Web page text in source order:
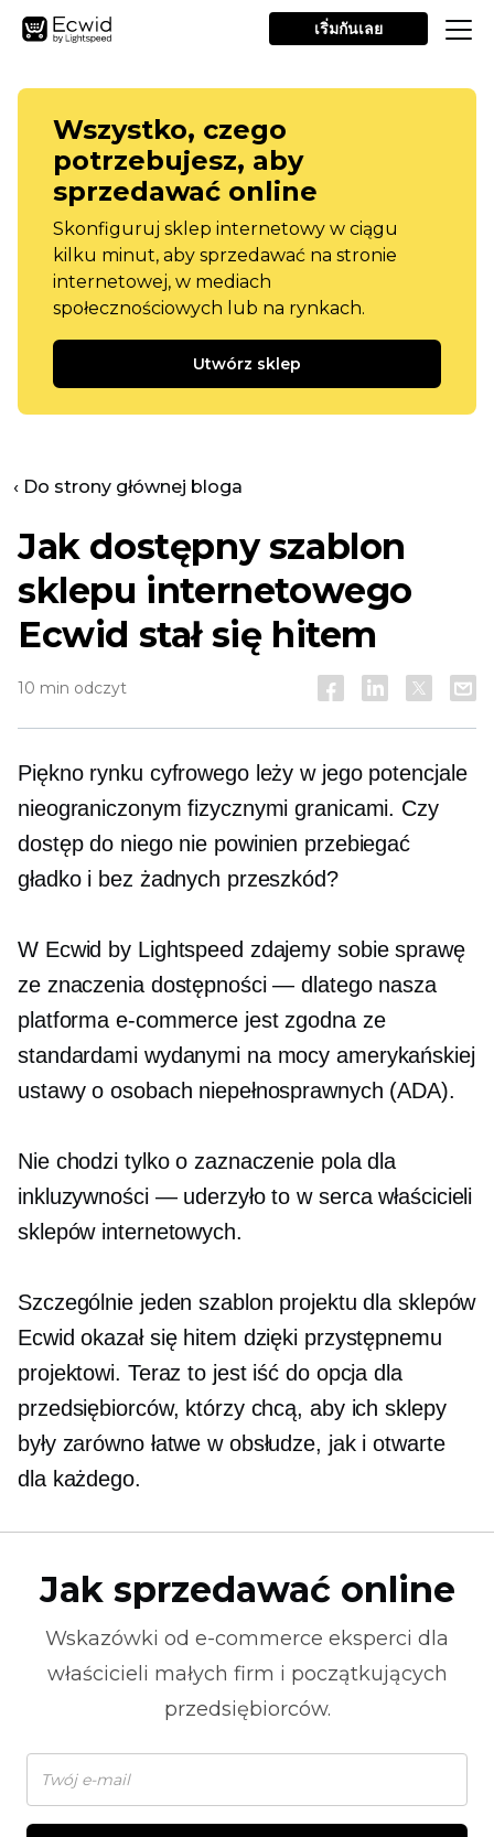
เริ่มกันเลย
Wszystko, czego
potrzebujesz, aby
sprzedawać online
Skonfiguruj sklep internetowy w ciągu
kilku minut, aby sprzedawać na stronie
internetowej, w mediach
społecznościowych lub na rynkach.
Utwórz sklep
‹ Do strony głównej bloga
Jak dostępny szablon
sklepu internetowego
Ecwid stał się hitem
10 min odczyt
Piękno rynku cyfrowego leży w jego potencjale
nieograniczonym fizycznymi granicami. Czy
dostęp do niego nie powinien przebiegać
gładko i bez żadnych przeszkód?
W Ecwid by Lightspeed zdajemy sobie sprawę
ze znaczenia dostępności — dlatego nasza
platforma e-commerce jest zgodna ze
standardami wydanymi na mocy amerykańskiej
ustawy o osobach niepełnosprawnych (ADA).
Nie chodzi tylko o zaznaczenie pola dla
inkluzywności — uderzyło to w serca właścicieli
sklepów internetowych.
Szczególnie jeden szablon projektu dla sklepów
Ecwid okazał się hitem dzięki przystępnemu
projektowi. Teraz to jest iść doopcja dla
przedsiębiorców, którzy chcą, aby ich sklepy
były zarówno łatwe w obsłudze, jak i otwarte
dla każdego.
Jak sprzedawać online
Wskazówki od e-commerce eksperci dla
właścicieli małych firm i początkujących
przedsiębiorców.